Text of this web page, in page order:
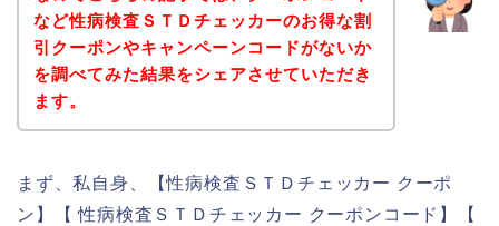
など性病検査ＳＴＤチェッカーのお得な割
引クーポンやキャンペーンコードがないか
を調べてみた結果をシェアさせていただき
ます。
まず、私自身、【性病検査ＳＴＤチェッカー クーポ
ン】【 性病検査ＳＴＤチェッカー クーポンコード】【